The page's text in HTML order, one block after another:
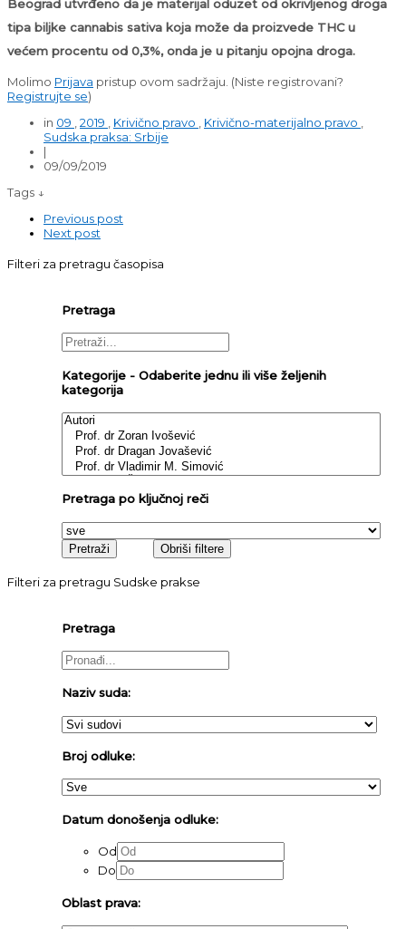
Beograd utvrđeno da je materijal oduzet od okrivljenog droga
tipa biljke cannabis sativa koja može da proizvede THC u
većem procentu od 0,3%, onda je u pitanju opojna droga.
Molimo Prijava pristup ovom sadržaju. (Niste registrovani?
Registrujte se)
in 09 2019 Krivično pravo Krivično-materijalno pravo
Sudska praksa: Srbije
|
09/09/2019
Tags ↓
Previous post
Next post
Filteri za pretragu časopisa
Pretraga
Kategorije - Odaberite jednu ili više željenih
kategorija
Pretraga po ključnoj reči
Filteri za pretragu Sudske prakse
Pretraga
Naziv suda:
Broj odluke:
Datum donošenja odluke:
Od
Do
Oblast prava: